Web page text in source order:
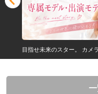
目指せ未来のスター。 カメ